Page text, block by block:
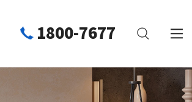
1800-7677